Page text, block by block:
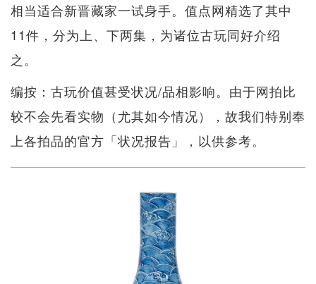
相当适合新晋藏家一试身手。值点网精选了其中
11件，分为上、下两集，为诸位古玩同好介绍
之。
编按：古玩价值甚受状况/品相影响。由于网拍比
较不会先看实物（尤其如今情况），故我们特别奉
上各拍品的官方「状况报告」，以供参考。